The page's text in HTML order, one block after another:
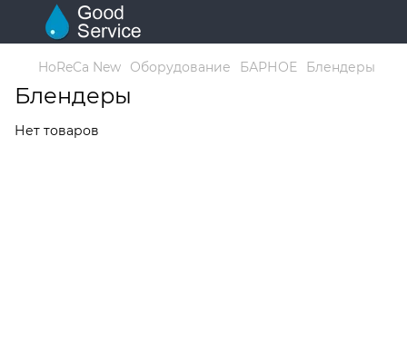
HoReCa New Оборудование БАРНОЕ Блендеры
Блендеры
Нет товаров